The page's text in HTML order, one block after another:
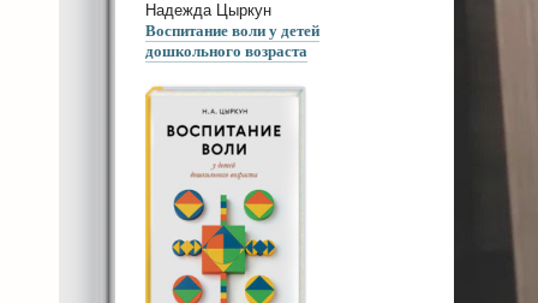
Надежда Цыркун
Воспитание воли у детей
дошкольного возраста